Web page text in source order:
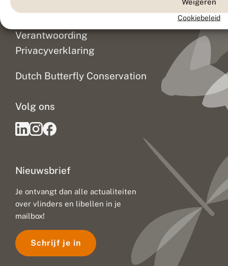
Cookiebeleid
Verantwoording
Privacyverklaring
Dutch Butterfly Conservation
Nieuwsbrief
Je ontvangt dan alle actualiteiten
over vlinders en libellen in je
mailbox!
Schrijf je in
Volg ons